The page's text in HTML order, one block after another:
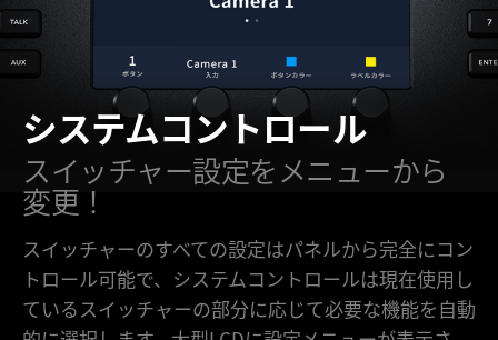
システムコントロール
スイッチャー設定をメニューから
変更！
スイッチャーのすべての設定はパネルから完全にコン
トロール可能で、システムコントロールは現在使用し
ているスイッチャーの部分に応じて必要な機能を自動